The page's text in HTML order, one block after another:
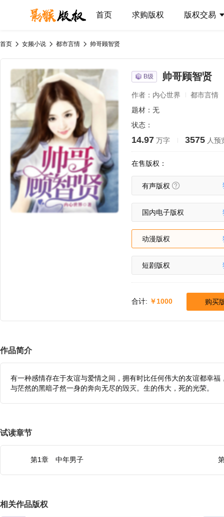
首页 求购版权 版权交易
首页 女频小说 都市言情 帅哥顾智贤
B级 帅哥顾智贤
作者：内心世界
都市言情
题材：无
状态：
14.97 万字 3575 人预
在售版权：
有声版权
国内电子版权
动漫版权
短剧版权
合计: 1000 购买
作品简介
有一种感情存在于友谊与爱情之间，拥有时比任何伟大的友谊都幸
与茫然的黑暗孑然一身的奔向无尽的毁灭。生的伟大，死的光荣。
试读章节
第1章 中年男子
相关作品版权